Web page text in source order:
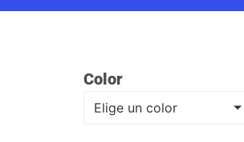
Color
Elige un color